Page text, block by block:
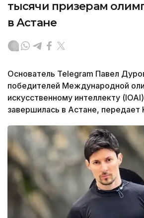
тысячи призерам
в Астане
Основатель Telegram Павел
победителей Международной
искусственному интеллекту
завершилась в Астане, передает